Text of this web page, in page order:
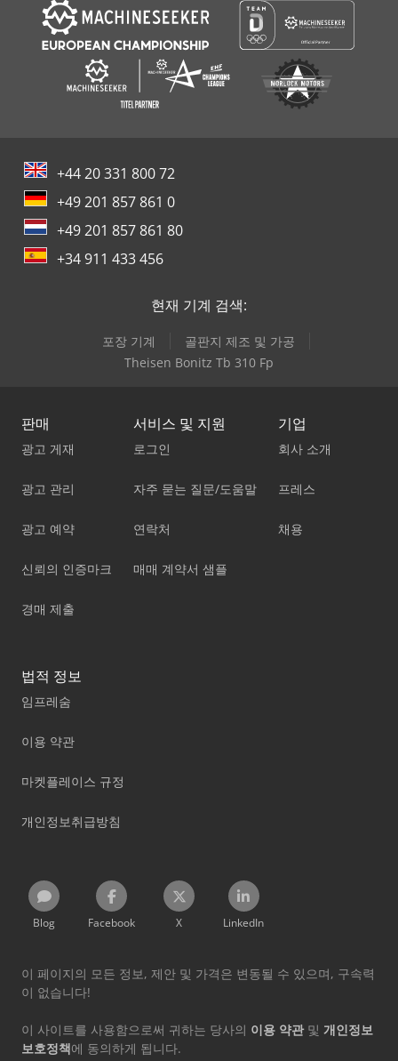
+44 20 331 800 72
+49 201 857 861 0
+49 201 857 861 80
+34 911 433 456
현재 기계 검색:
포장 기계
골판지 제조 및 가공
Theisen Bonitz Tb 310 Fp
판매
광고 게재
광고 관리
광고 예약
신뢰의 인증마크
경매 제출
서비스 및 지원
로그인
자주 묻는 질문/도움말
연락처
매매 계약서 샘플
기업
회사 소개
프레스
채용
법적 정보
임프레숨
이용 약관
마켓플레이스 규정
개인정보취급방침
Blog Facebook X LinkedIn
이 페이지의 모든 정보, 제안 및 가격은 변동될 수 있으며, 구속력
이 없습니다!
이 사이트를 사용함으로써 귀하는 당사의 이용 약관및 개인정보
보호정책에 동의하게 됩니다.